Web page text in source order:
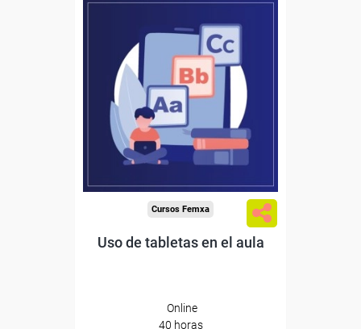
Descuentos especiales
Sin requisitos de acceso
Diploma
Compra segura
Cursos Femxa
Uso de tabletas en el aula
Online
40 horas